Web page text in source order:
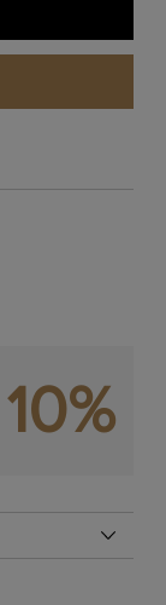
10%